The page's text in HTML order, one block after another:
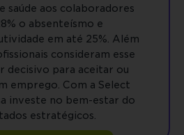
saúde aos colaboradores
o absenteísmo e
em até 25%. Além
consideram esse
decisivo para aceitar ou
emprego. Com a Select
investe no bem-estar do
estratégicos.